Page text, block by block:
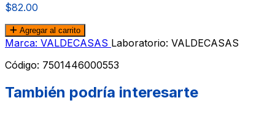
$82.00
Agregar al carrito
Marca: VALDECASAS Laboratorio: VALDECASAS
Código: 7501446000553
También podría interesarte